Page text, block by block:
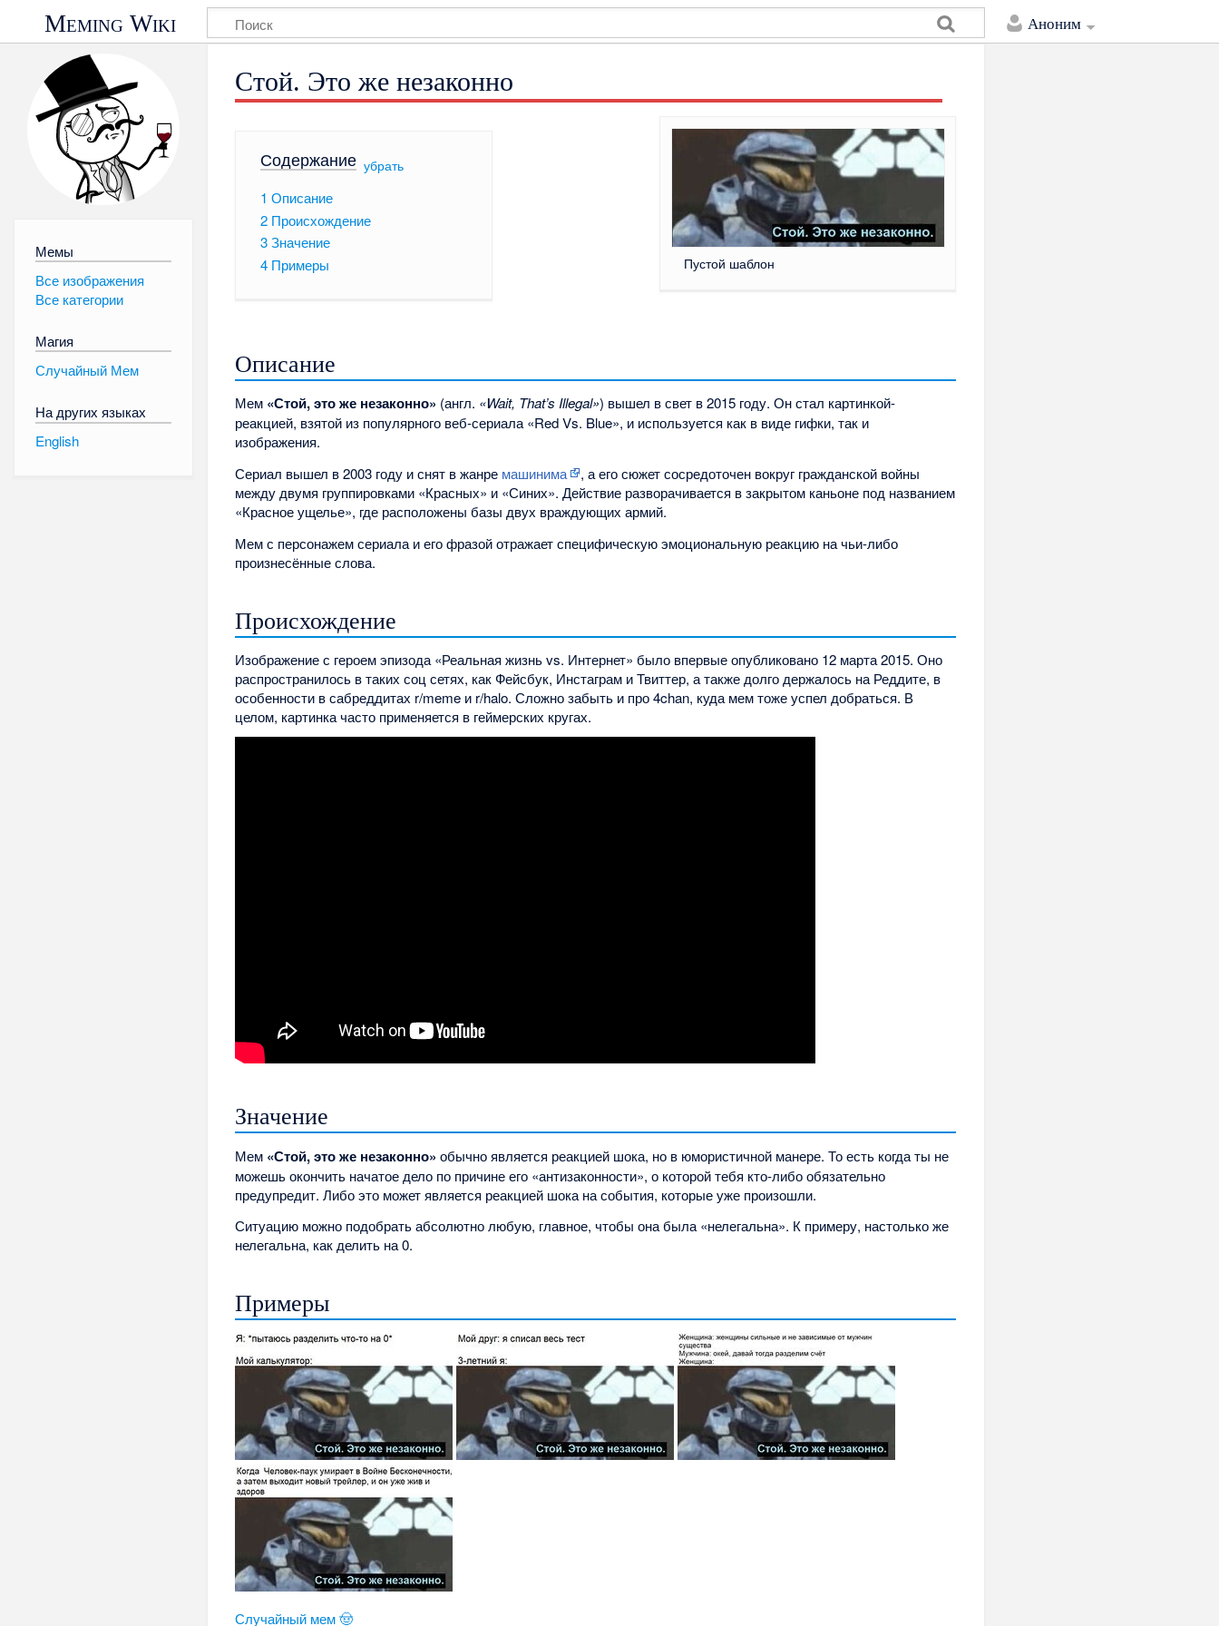
Аноним
Meming Wiki
Мемы
Все изображения
Все категории
Магия
Случайный Мем
На других языках
English
Стой. Это же незаконно
Пустой шаблон
Содержание[ убрать]
1 Описание
2 Происхождение
3Значение
4 Примеры
Описание
Мем «Стой, это же незаконно» (англ. «Wait, That’s Illegal») вышел в свет в 2015 году. Он стал картинкой-
реакцией, взятой из популярного веб-сериала «Red Vs. Blue», и используется как в виде гифки, так и
изображения.
Сериал вышел в 2003 году и снят в жанре машинима
, а его сюжет сосредоточен вокруг гражданской войны
между двумя группировками «Красных» и «Синих». Действие разворачивается в закрытом каньоне под названием
«Красное ущелье», где расположены базы двух враждующих армий.
Мем с персонажем сериала и его фразой отражает специфическую эмоциональную реакцию на чьи-либо
произнесённые слова.
Происхождение
Изображение с героем эпизода «Реальная жизнь vs. Интернет» было впервые опубликовано 12 марта 2015. Оно
распространилось в таких соц сетях, как Фейсбук, Инстаграм и Твиттер, а также долго держалось на Реддите, в
особенности в сабреддитах r/meme и r/halo. Сложно забыть и про 4chan, куда мем тоже успел добраться. В
целом, картинка часто применяется в геймерских кругах.
Значение
Мем «Стой, это же незаконно» обычно является реакцией шока, но в юмористичной манере. То есть когда ты не
можешь окончить начатое дело по причине его «антизаконности», о которой тебя кто-либо обязательно
предупредит. Либо это может является реакцией шока на события, которые уже произошли.
Ситуацию можно подобрать абсолютно любую, главное, чтобы она была «нелегальна». К примеру, настолько же
нелегальна, как делить на 0.
Примеры
Случайный мем 🤠